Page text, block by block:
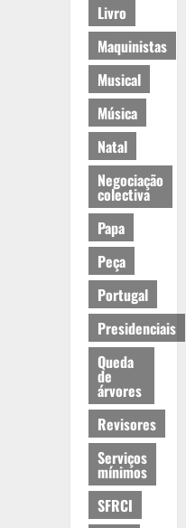
Livro
Maquinistas
Musical
Música
Natal
Negociação
colectiva
Papa
Peça
Portugal
Presidenciais
Queda
de
árvores
Revisores
Serviços
mínimos
SFRCI